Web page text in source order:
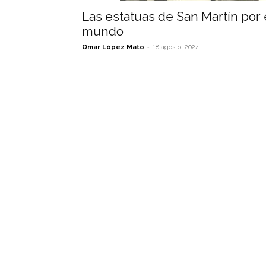
Las estatuas de San Martín por
mundo
Omar López Mato - 18 agosto, 2024